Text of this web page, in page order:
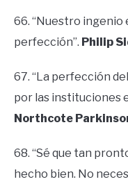
66. “Nuestro ingenio
perfección”. Philip
67. “La perfección
por las instituciones
Northcote
68. “Sé que tan
hecho bien. No